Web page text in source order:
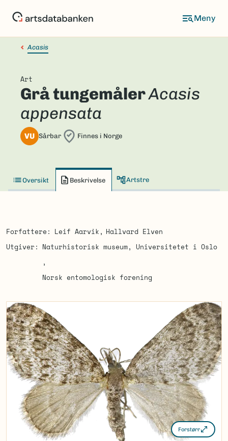
Acasis
Art
Grå tungemålerAcasis
appensata
VU Sårbar Finnes i Norge
Oversikt Beskrivelse Artstre
Forfattere Leif Aarvik
Hallvard Elven
Utgiver
Naturhistorisk museum, Universitetet i Oslo
Norsk entomologisk forening
Forstørr